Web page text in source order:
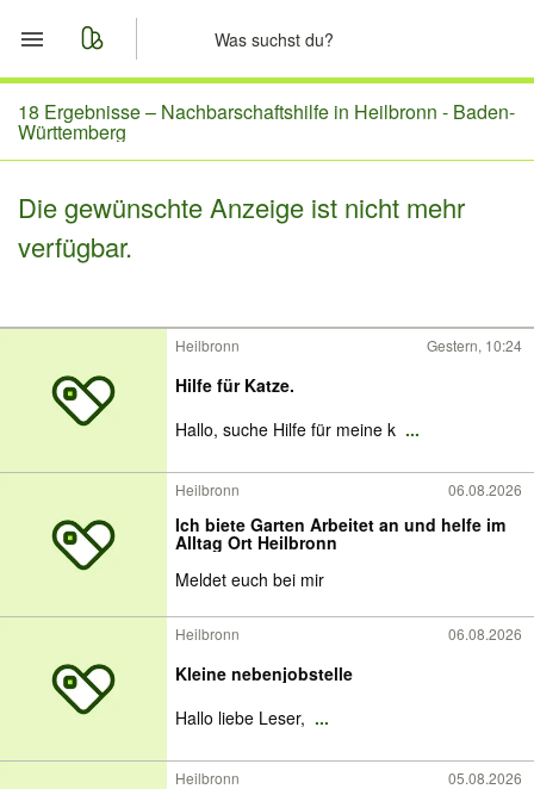
Start
Merkliste
Nachrichten
18 Ergebnisse – Nachbarschaftshilfe in Heilbronn - Baden-
Württemberg
Die gewünschte Anzeige ist nicht mehr
verfügbar.
Heilbronn Gestern, 10:24
Hilfe für Katze.
Hallo, suche Hilfe für meine k ...
Heilbronn 06.08.2026
Ich biete Garten Arbeitet an und helfe im
Alltag Ort Heilbronn
Meldet euch bei mir
Heilbronn 06.08.2026
Kleine nebenjobstelle
Hallo liebe Leser, ...
Heilbronn 05.08.2026